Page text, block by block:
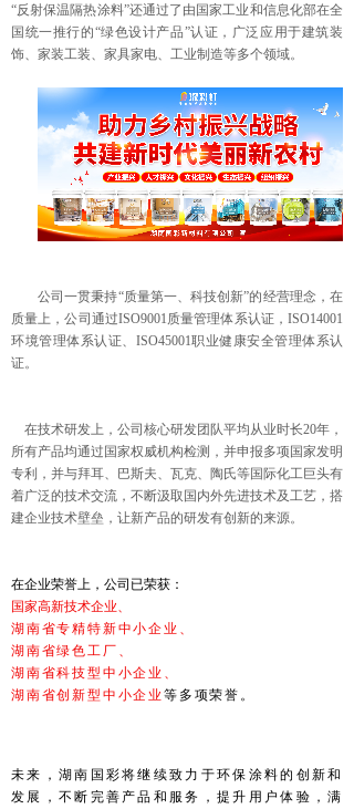
“反射保温隔热涂料”还通过了由国家工业和信息化部在全
国统一推行的“绿色设计产品”认证，广泛应用于建筑装
饰、家装工装、家具家电、工业制造等多个领域。
公司一贯秉持“质量第一、科技创新”的经营理念，在
质量上，公司通过ISO9001质量管理体系认证，ISO14001
环境管理体系认证、ISO45001职业健康安全管理体系认
证。
在技术研发上，公司核心研发团队平均从业时长20年，
所有产品均通过国家权威机构检测，并申报多项国家发明
专利，并与拜耳、巴斯夫、瓦克、陶氏等国际化工巨头有
着广泛的技术交流，不断汲取国内外先进技术及工艺，搭
建企业技术壁垒，让新产品的研发有创新的来源。
在企业荣誉上，公司已荣获：
国家高新技术企业、
湖南省专精特新中小企业、
湖南省绿色工厂、
湖南省科技型中小企业、
湖南省创新型中小企业等多项荣誉。
未来，湖南国彩将继续致力于环保涂料的创新和
发展，不断完善产品和服务，提升用户体验，满